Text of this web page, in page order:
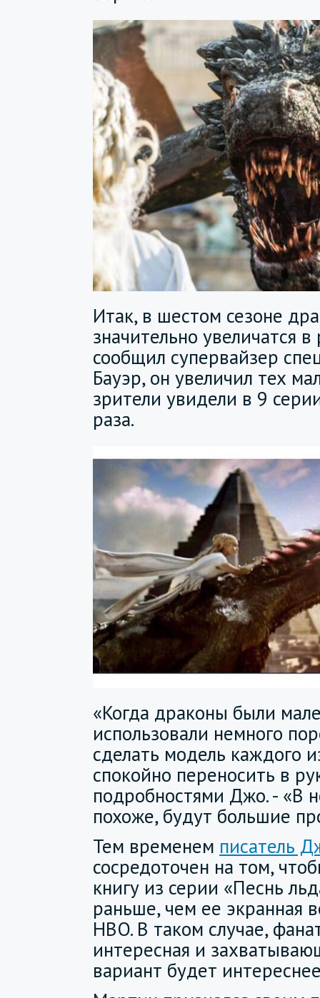
Итак, в шестом сезоне
значительно увеличатся
сообщил супервайзер
Бауэр, он увеличил тех
зрители увидели в 9
раза.
«Когда драконы были
использовали немного
сделать модель каждого
спокойно переносить в
подробностями Джо. - «В
похоже, будут большие
Тем временем писатель
сосредоточен на том,
книгу из серии «Песнь
раньше, чем ее экранная
HBO. В таком случае,
интересная и
вариант будет